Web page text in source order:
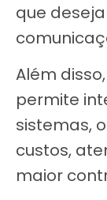
que
Além
permite
sistemas,
custos,
maior